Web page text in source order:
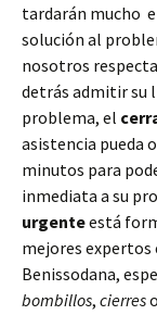
tardarán mucho
solución al
nosotros
detrás admitir su
problema, el
asistencia pueda
minutos para
inmediata a su
urgenteestá
mejores expertos
Benissodana,
bombillos, cierreso